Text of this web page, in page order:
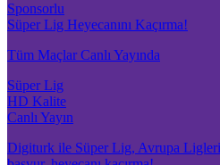
Sponsorlu
Süper Lig Heyecanını Kaçırma!
Tüm Maçlar Canlı Yayında
Süper Lig
HD Kalite
Canlı Yayın
Digiturk ile Süper Lig, Avrupa Ligleri